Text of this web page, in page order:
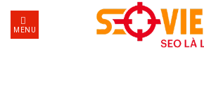
Skip
MENU